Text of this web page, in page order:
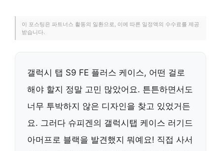
이 포스팅은 파트너스 활동의 일환으로, 이에 따른 일정액의 수수료를 제공
받습니다.
갤럭시 탭 S9 FE 플러스 케이스, 어떤 걸로
해야 할지 정말 고민 많았어요. 튼튼하면서도
너무 투박하지 않은 디자인을 찾고 있었거든
요. 그러다 슈피겐의 갤럭시탭 케이스 러기드
아머프로 블랙을 발견했지 뭐예요! 직접 사서